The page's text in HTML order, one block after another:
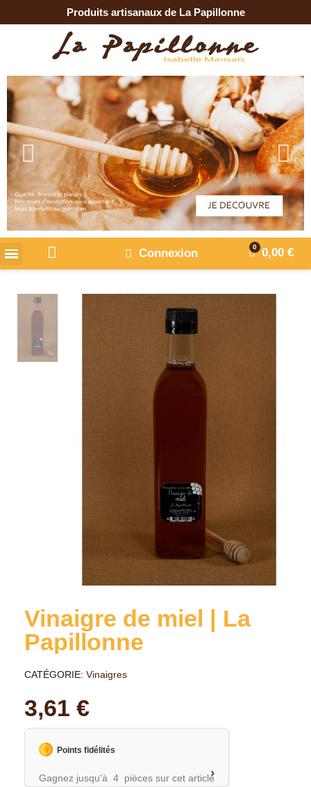
Produits artisanaux de La Papillonne
Connexion 0,00 €
Vinaigre de miel | La
Papillonne
CATÉGORIE Vinaigres
3,61 €
Points fidélités
Gagnez jusqu'à 4 pièces sur cet article›